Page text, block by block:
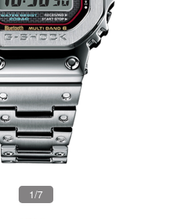
1/7